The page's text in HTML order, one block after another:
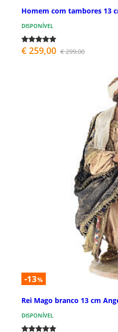
Homem com tambores 13
DISPONÍVEL
€ 259,00 € 299,00
-13%
Rei Mago branco 13 cm
DISPONÍVEL